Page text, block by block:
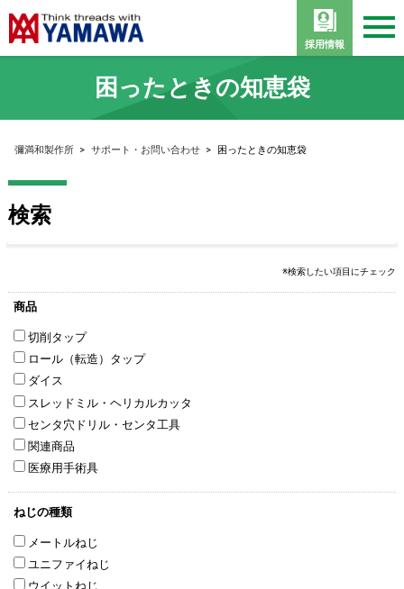
採用情報
困ったときの知恵袋
彌満和製作所 > サポート・お問い合わせ > 困ったときの知恵袋
検索
※検索したい項目にチェック
商品
切削タップ
ロール（転造）タップ
ダイス
スレッドミル・ヘリカルカッタ
センタ穴ドリル・センタ工具
関連商品
医療用手術具
ねじの種類
メートルねじ
ユニファイねじ
ウイットねじ